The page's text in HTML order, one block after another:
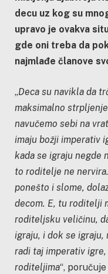
decu uz kog su
upravo je ovakva
gde oni treba da
najmlađe članove
„Deca su navikla da
maksimalno
navučemo sebi na
imaju božji imperativ
kada se igraju negde
to roditelje ne
ponešto i slome,
decom. E, tu roditelji
roditeljsku veličinu,
igraju, i dok se
radi taj imperativ
roditeljima“,